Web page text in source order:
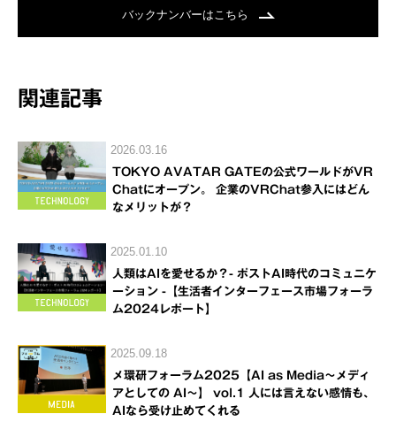
バックナンバーはこちら
関連記事
2026.03.16
TOKYO AVATAR GATEの公式ワールドがVR
Chatにオープン。 企業のVRChat参入にはどん
なメリットが？
2025.01.10
人類はAIを愛せるか？- ポストAI時代のコミュニケ
ーション -【生活者インターフェース市場フォーラ
ム2024レポート】
2025.09.18
メ環研フォーラム2025【AI as Media～メディ
アとしての AI～】 vol.1 人には言えない感情も、
AIなら受け止めてくれる